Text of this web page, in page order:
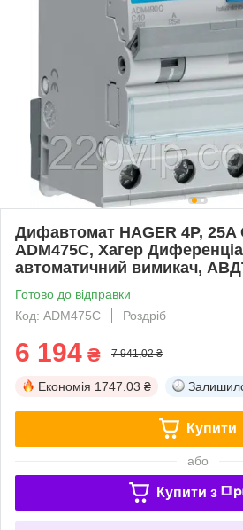
Дифавтомат HAGER 4P, 25A
ADM475C, Хагер
автоматичний вимикач,
Готово до відправки
Код: ADM475C
Роздріб
6 194 ₴ 7 941,02 ₴
Економія 1747.03 ₴
Купити
або
Купити з